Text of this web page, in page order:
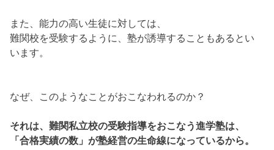
また、能力の高い生徒に対しては、
難関校を受験するように、塾が誘導することもあるとい
います。
なぜ、このようなことがおこなわれるのか？
それは、難関私立校の受験指導をおこなう進学塾は、
「合格実績の数」が塾経営の生命線になっているから。